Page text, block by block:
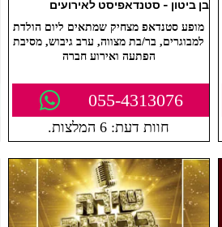
בן ביטון - סטנדאפיסט לאירועים
מופע סטנדאפ מצחיק שמתאים ליום הולדת
למבוגרים, בר/בת מצווה, ערב גיבוש, מסיבת
הפתעה ואירוע חברה
055-4313076
חוות דעת: 6 המלצות.